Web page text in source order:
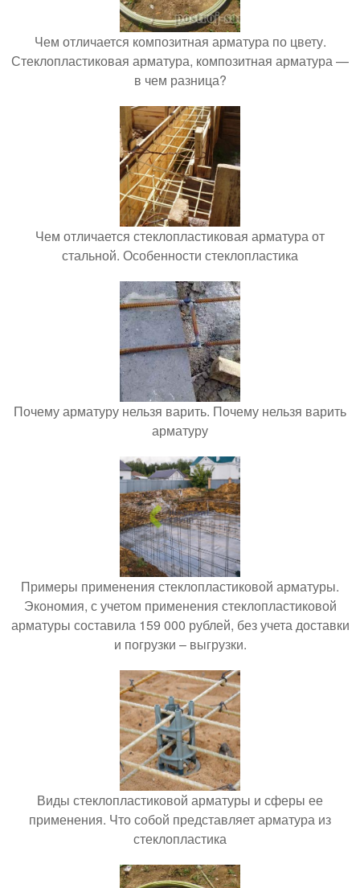
Чем отличается композитная арматура по цвету.
Стеклопластиковая арматура, композитная арматура —
в чем разница?
Чем отличается стеклопластиковая арматура от
стальной. Особенности стеклопластика
Почему арматуру нельзя варить. Почему нельзя варить
арматуру
Примеры применения стеклопластиковой арматуры.
Экономия, с учетом применения стеклопластиковой
арматуры составила 159 000 рублей, без учета доставки
и погрузки – выгрузки.
Виды стеклопластиковой арматуры и сферы ее
применения. Что собой представляет арматура из
стеклопластика